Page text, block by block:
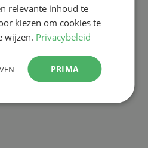
relevante inhoud te
kiezen om cookies te
wijzen. Privacybeleid
PRIMA